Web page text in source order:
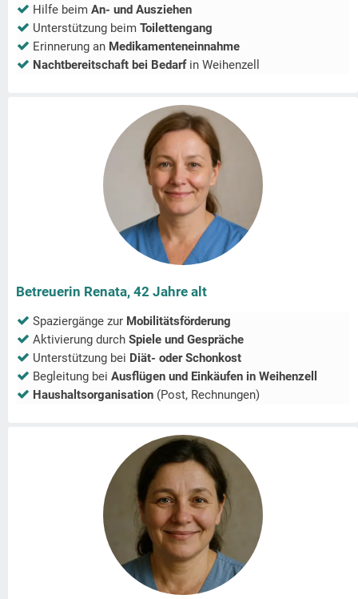
Hilfe beim An- und Ausziehen
Unterstützung beim Toilettengang
Erinnerung an Medikamenteneinnahme
Nachtbereitschaft bei Bedarfin Weihenzell
Betreuerin Renata, 42 Jahre alt
Spaziergänge zur Mobilitätsförderung
Aktivierung durch Spiele und Gespräche
Unterstützung bei Diät- oder Schonkost
Begleitung bei Ausflügen und Einkäufen in Weihenzell
Haushaltsorganisation (Post, Rechnungen)